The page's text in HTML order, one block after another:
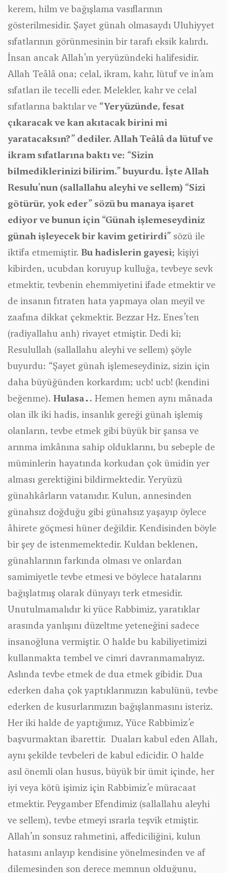
kerem, hilm ve bağışlama vasıflarının
gösterilmesidir. Şayet günah olmasaydı Uluhiyyet
sıfatlarının görünmesinin bir tarafı eksik kalırdı.
İnsan ancak Allah’ın yeryüzündeki halifesidir.
Allah Teâlâ ona; celal, ikram, kahr, lütuf ve in’am
sıfatları ile tecelli eder. Melekler, kahr ve celal
sıfatlarına baktılar ve “Yeryüzünde, fesat
çıkaracak ve kan akıtacak birini mi
yaratacaksın?” dediler. Allah Teâlâ da lütuf ve
ikram sıfatlarına baktı ve: “Sizin
bilmediklerinizi bilirim.” buyurdu. İşte Allah
Resulu’nun (sallallahu aleyhi ve sellem) “Sizi
götürür, yok eder” sözü bu manaya işaret
ediyor ve bunun için “Günah işlemeseydiniz
günah işleyecek bir kavim getirirdi” sözü ile
iktifa etmemiştir. Bu hadislerin gayesi; kişiyi
kibirden, ucubdan koruyup kulluğa, tevbeye sevk
etmektir, tevbenin ehemmiyetini ifade etmektir ve
de insanın fıtraten hata yapmaya olan meyil ve
zaafına dikkat çekmektir. Bezzar Hz. Enes’ten
(radiyallahu anh) rivayet etmiştir. Dedi ki;
Resulullah (sallallahu aleyhi ve sellem) şöyle
buyurdu: “Şayet günah işlemeseydiniz, sizin için
daha büyüğünden korkardım; ucb! ucb! (kendini
beğenme). Hulasa… Hemen hemen aynı mânada
olan ilk iki hadis, insanlık gereği günah işlemiş
olanların, tevbe etmek gibi büyük bir şansa ve
arınma imkânına sahip olduklarını, bu sebeple de
müminlerin hayatında korkudan çok ümidin yer
alması gerektiğini bildirmektedir. Yeryüzü
günahkârların vatanıdır. Kulun, annesinden
günahsız doğduğu gibi günahsız yaşayıp öylece
âhirete göçmesi hüner değildir. Kendisinden böyle
bir şey de istenmemektedir. Kuldan beklenen,
günahlarının farkında olması ve onlardan
samimiyetle tevbe etmesi ve böylece hatalarını
bağışlatmış olarak dünyayı terk etmesidir.
Unutulmamalıdır ki yüce Rabbimiz, yaratıklar
arasında yanlışını düzeltme yeteneğini sadece
insanoğluna vermiştir. O halde bu kabiliyetimizi
kullanmakta tembel ve cimri davranmamalıyız.
Aslında tevbe etmek de dua etmek gibidir. Dua
ederken daha çok yaptıklarımızın kabulünü, tevbe
ederken de kusurlarımızın bağışlanmasını isteriz.
Her iki halde de yaptığımız, Yüce Rabbimiz’e
başvurmaktan ibarettir. Duaları kabul eden Allah,
aynı şekilde tevbeleri de kabul edicidir. O halde
asıl önemli olan husus, büyük bir ümit içinde, her
iyi veya kötü işimiz için Rabbimiz’e müracaat
etmektir. Peygamber Efendimiz (sallallahu aleyhi
ve sellem), tevbe etmeyi ısrarla teşvik etmiştir.
Allah’ın sonsuz rahmetini, affediciliğini, kulun
hatasını anlayıp kendisine yönelmesinden ve af
dilemesinden son derece memnun olduğunu,